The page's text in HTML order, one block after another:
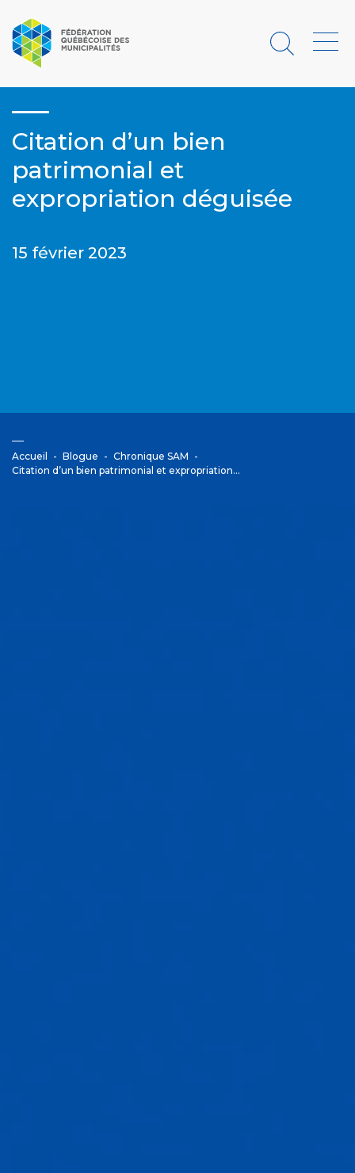
Rechercher
Citation d’un bien
patrimonial et
expropriation déguisée
15 février 2023
Accueil Blogue
Chronique SAM
Citation d’un bien patrimonial et expropriation…